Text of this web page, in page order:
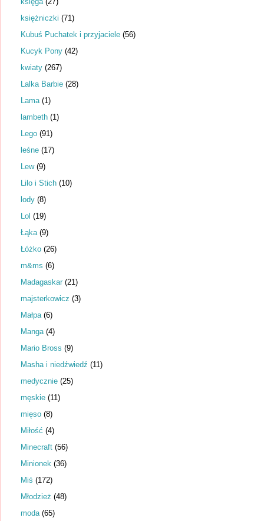
księżniczki (71)
Kubuś Puchatek i przyjaciele (56)
Kucyk Pony (42)
kwiaty (267)
Lalka Barbie (28)
Lama (1)
lambeth (1)
Lego (91)
leśne (17)
Lew (9)
Lilo i Stich (10)
lody (8)
Lol (19)
Łąka (9)
Łóżko (26)
m&ms (6)
Madagaskar (21)
majsterkowicz (3)
Małpa (6)
Manga (4)
Mario Bross (9)
Masha i niedźwiedź (11)
medycznie (25)
męskie (11)
mięso (8)
Miłość (4)
Minecraft (56)
Minionek (36)
Miś (172)
Młodzież (48)
moda (65)